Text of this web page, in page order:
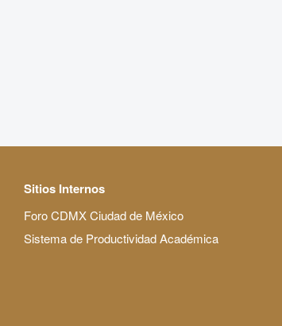
Sitios Internos
Foro CDMX Ciudad de México
Sistema de Productividad Académica